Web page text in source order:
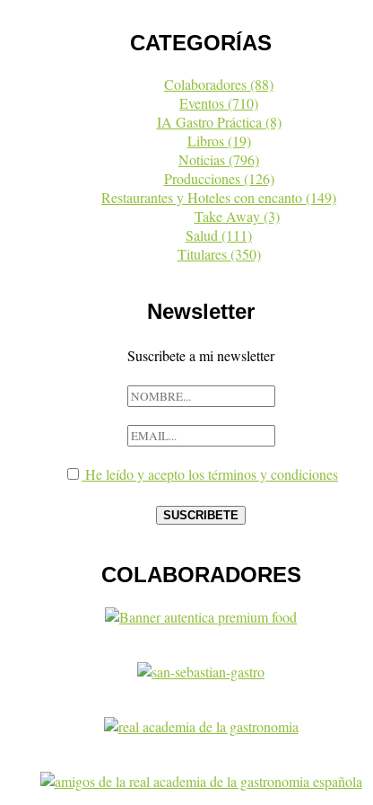
CATEGORÍAS
Colaboradores(88)
Eventos(710)
IA Gastro Práctica(8)
Libros(19)
Noticias(796)
Producciones(126)
Restaurantes y Hoteles con encanto(149)
Take Away(3)
Salud(111)
Titulares(350)
Newsletter
Suscribete a mi newsletter
He leído y acepto los términos y condiciones
COLABORADORES